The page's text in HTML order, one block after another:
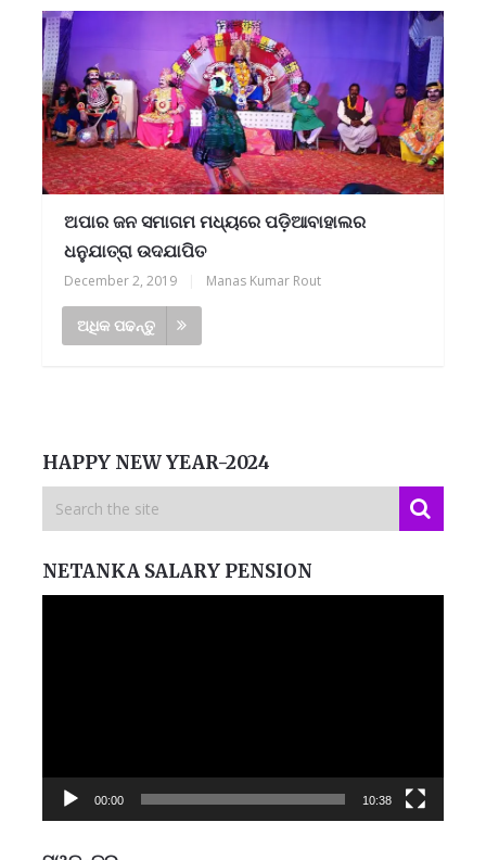
ଅପାର ଜନ ସମାଗମ ମଧ୍ୟରେ ପଡ଼ିଆବାହାଲର
ଧନୁଯାତ୍ରା ଉଦଯାପିତ
December 2, 2019 Manas Kumar Rout
ଅଧିକ ପଢନ୍ତୁ
HAPPY NEW YEAR-2024
NETANKA SALARY PENSION
00:00 10:38